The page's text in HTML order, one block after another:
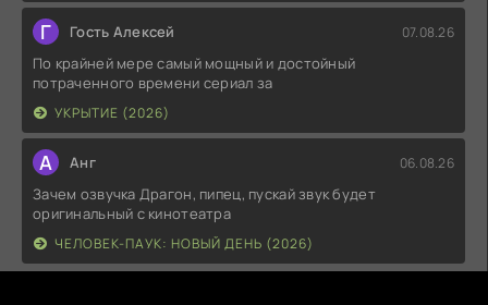
Г Гость Алексей 07.08.26
По крайней мере самый мощный и достойный
потраченного времени сериал за
УКРЫТИЕ (2026)
А Анг 06.08.26
Зачем озвучка Драгон, пипец, пускай звук будет
оригинальный с кинотеатра
ЧЕЛОВЕК-ПАУК: НОВЫЙ ДЕНЬ (2026)